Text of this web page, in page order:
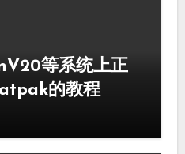
等系统上正
的教程